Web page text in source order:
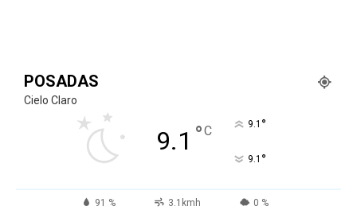
POSADAS
Cielo Claro
9.1 °C 9.1 °
9.1 °
91 % 3.1kmh 0 %